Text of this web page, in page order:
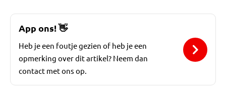
App ons!👋
Heb je een foutje gezien of heb je een
opmerking over dit artikel? Neem dan
contact met ons op.